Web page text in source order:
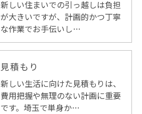
新しい住まいでの引っ越しは負担
が大きいですが、計画的かつ丁寧
な作業でお手伝いし…
見積もり
新しい生活に向けた見積もりは、
費用把握や無理のない計画に重要
です。埼玉で単身か…